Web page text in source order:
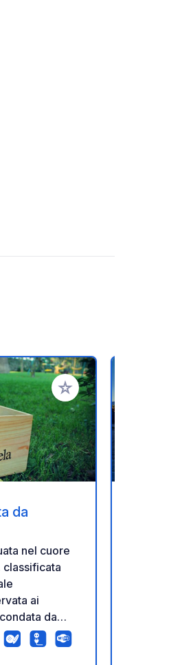
Aggiungi ai tuoi preferiti
da
nel cuore
ai
da
quando la
guidata